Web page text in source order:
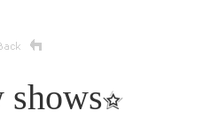
shows